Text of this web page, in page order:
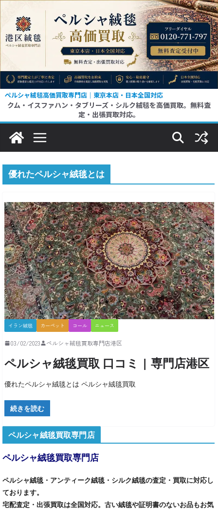
テ
へ
ス
ッ
ペルシャ絨毯高価買取専門店｜東京本店・日本全国対応
クム・イスファハン・タブリーズ・シルク絨毯を高価買取。無料査
定・出張買取対応。
優れたペルシャ絨毯とは
イラン絨毯 カーペット コール ニュース
03/02/2023 ペルシャ絨毯買取専門店港区
ペルシャ絨毯買取 口コミ | 専門店港区
優れたペルシャ絨毯とは ペルシャ絨毯買取
続きを読む
ペルシャ絨毯買取専門店
ペルシャ絨毯買取専門店
ペルシャ絨毯・アンティーク絨毯・シルク絨毯の査定・買取に対応し
ております。
宅配査定・出張買取は全国対応。古い絨毯や証明書のないお品もお気